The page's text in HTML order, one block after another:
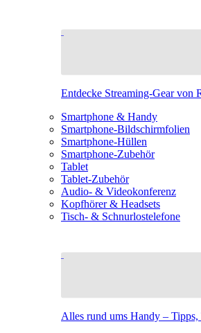
Entdecke Streaming-Gear von
Smartphone & Handy
Smartphone-Bildschirmfolien
Smartphone-Hüllen
Smartphone-Zubehör
Tablet
Tablet-Zubehör
Audio- & Videokonferenz
Kopfhörer & Headsets
Tisch- & Schnurlostelefone
Alles rund ums Handy –